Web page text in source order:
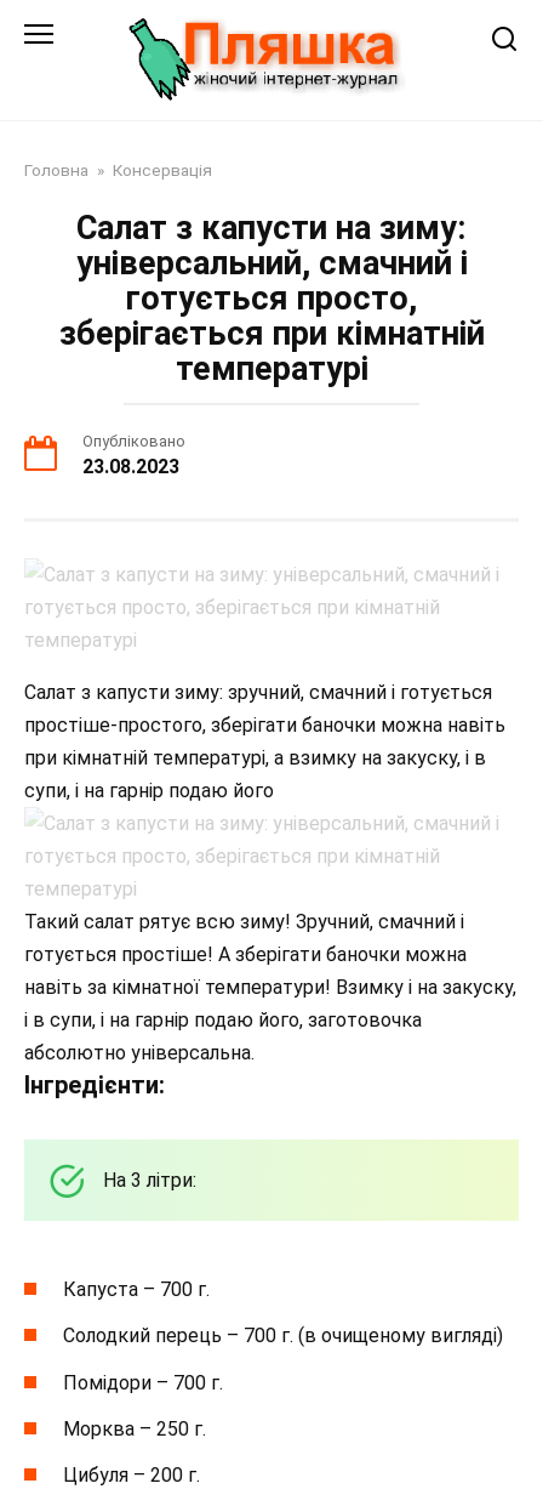
Головна » Консервація
Салат з капусти на зиму:
універсальний, смачний і
готується просто,
зберігається при кімнатній
температурі
Опубліковано
23.08.2023
Салат з капусти зиму: зручний, смачний і готується
простіше-простого, зберігати баночки можна навіть
при кімнатній температурі, а взимку на закуску, і в
супи, і на гарнір подаю його
Такий салат рятує всю зиму! Зручний, смачний і
готується простіше! А зберігати баночки можна
навіть за кімнатної температури! Взимку і на закуску,
і в супи, і на гарнір подаю його, заготовочка
абсолютно універсальна.
Інгредієнти:
На 3 літри:
Капуста – 700 г.
Солодкий перець – 700 г. (в очищеному вигляді)
Помідори – 700 г.
Морква – 250 г.
Цибуля – 200 г.